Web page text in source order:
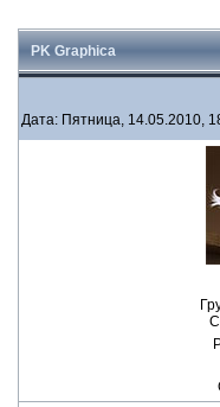
PK Graphica
Дата: Пятница, 14.05.2010,